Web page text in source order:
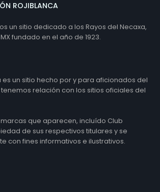
ROJIBLANCA
un sitio dedicado a los Rayos del Necaxa,
fundado en el año de 1923.
es un sitio hecho por y para aficionados del
tenemos relación con los sitios oficiales del
marcas que aparecen, incluído Club
de sus respectivos titulares y se
con fines informativos e ilustrativos.